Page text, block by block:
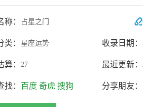
称： 占星之门
类： 星座运势 收录日期：
算： 27 最近更新：
找： 百度 奇虎 搜狗 分享朋友：